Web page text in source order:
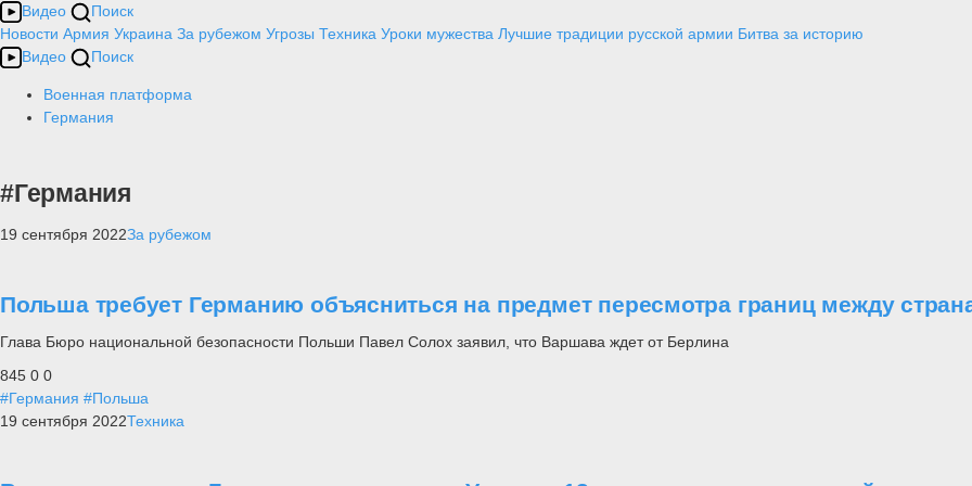
Видео
Поиск
Новости Армия Украина За рубежом Угрозы Техника Уроки мужества Лучшие традиции русской армии Битва за историю
Видео
Поиск
Военная платформа
Германия
#Германия
19 сентября 2022За рубежом
Польша требует Германию объясниться на предмет пересмотра границ между
Глава Бюро национальной безопасности Польши Павел Солох заявил, что Варшава ждет от Берлина
845 0 0
#Германия #Польша
19 сентября 2022Техника